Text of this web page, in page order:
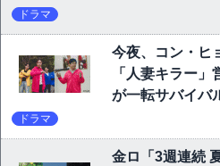
ドラマ
今夜、コン・ヒ
「人妻キラー
が一転サバイバ
ドラマ
金ロ「3週連続